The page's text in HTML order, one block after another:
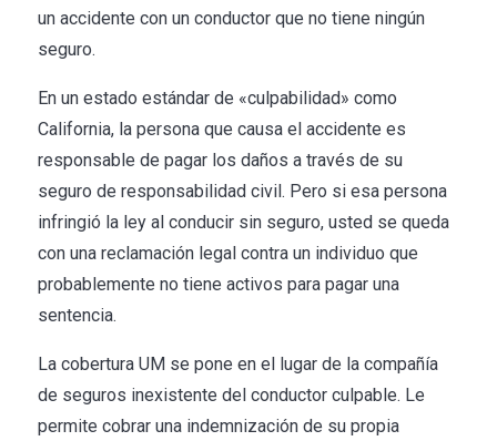
un accidente con un conductor que no tiene ningún
seguro.
En un estado estándar de «culpabilidad» como
California, la persona que causa el accidente es
responsable de pagar los daños a través de su
seguro de responsabilidad civil. Pero si esa persona
infringió la ley al conducir sin seguro, usted se queda
con una reclamación legal contra un individuo que
probablemente no tiene activos para pagar una
sentencia.
La cobertura UM se pone en el lugar de la compañía
de seguros inexistente del conductor culpable. Le
permite cobrar una indemnización de su propia